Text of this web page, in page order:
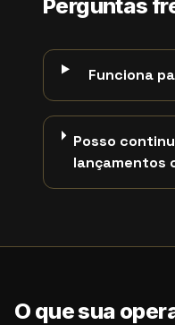
Perguntas
Funciona
Posso
lançamentos
O que sua